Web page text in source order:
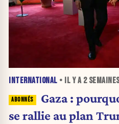
INTERNATIONAL • IL Y A 2
Gaza :
se rallie au plan